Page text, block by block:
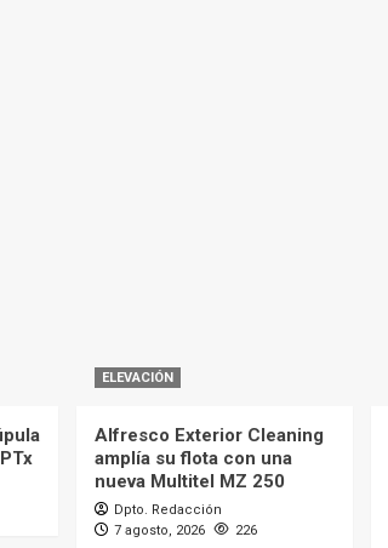
ELEVACIÓN
Alfresco Exterior Cleaning
amplía su flota con una
nueva Multitel MZ 250
Dpto. Redacción
7 agosto, 2026
226